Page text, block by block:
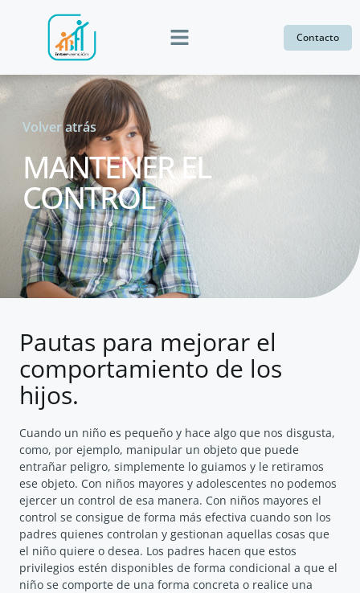
Contacto
Volver atrás
MANTENER EL
CONTROL
Pautas para mejorar el
comportamiento de los
hijos.
Cuando un niño es pequeño y hace algo que nos disgusta,
como, por ejemplo, manipular un objeto que puede
entrañar peligro, simplemente lo guiamos y le retiramos
ese objeto. Con niños mayores y adolescentes no podemos
ejercer un control de esa manera. Con niños mayores el
control se consigue de forma más efectiva cuando son los
padres quienes controlan y gestionan aquellas cosas que
el niño quiere o desea. Los padres hacen que estos
privilegios estén disponibles de forma condicional a que el
niño se comporte de una forma concreta o realice una